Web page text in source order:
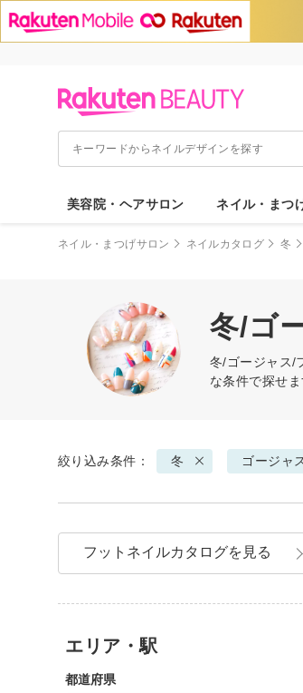
美容院・ヘアサロン ネイル・まつ
ネイル・まつげサロン ネイルカタログ 冬
冬/ゴ
冬/ゴージャス/
な条件で探せま
絞り込み条件： 冬 ゴージャ
フットネイルカタログを見る
エリア・駅
都道府県